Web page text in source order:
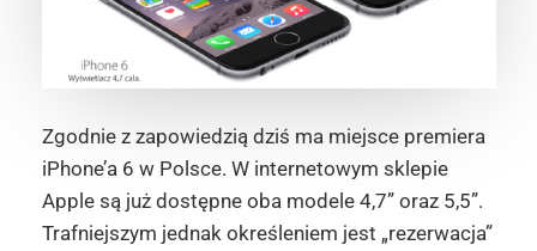
Zgodnie z zapowiedzią dziś ma miejsce premiera
iPhone’a 6 w Polsce. W internetowym sklepie
Apple są już dostępne oba modele 4,7” oraz 5,5”.
Trafniejszym jednak określeniem jest „rezerwacja”